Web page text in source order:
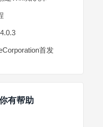
首发
有帮助